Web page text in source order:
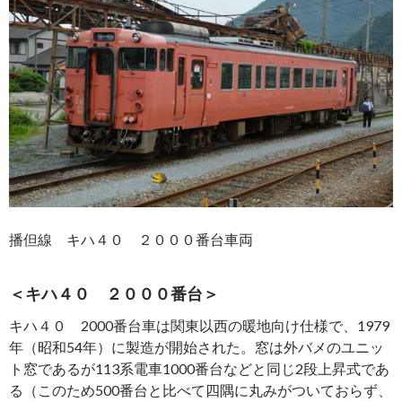
播但線 キハ４０ ２０００番台車両
＜キハ４０ ２０００番台＞
キハ４０ 2000番台車は関東以西の暖地向け仕様で、1979
年（昭和54年）に製造が開始された。窓は外バメのユニッ
ト窓であるが113系電車1000番台などと同じ2段上昇式であ
る（このため500番台と比べて四隅に丸みがついておらず、